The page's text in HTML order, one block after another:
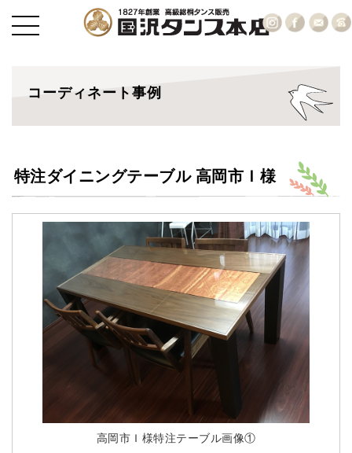
コーディネート事例
特注ダイニングテーブル 高岡市Ｉ様
高岡市Ｉ様特注テーブル画像①